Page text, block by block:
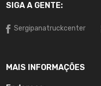
SIGA A GENTE:
Sergipanatruckcenter
MAIS INFORMAÇÕES